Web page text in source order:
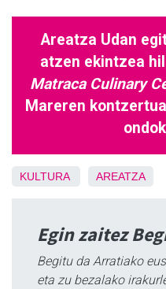
Areatza Udan
atzen ekintzea
Matraca Culinary
Mareren
KULTURA AREATZA
Egin zaitez
Begitu da Arratiako
eta zu bezalako